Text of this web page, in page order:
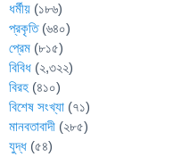
ধর্মীয় (১৮৬)
প্রকৃতি(৬৪০)
প্রেম (৮১৫)
বিবিধ (২,৩২২)
বিরহ (৪১০)
বিশেষ সংখ্যা (৭১)
মানবতাবাদী (২৮৫)
যুদ্ধ (৫৪)